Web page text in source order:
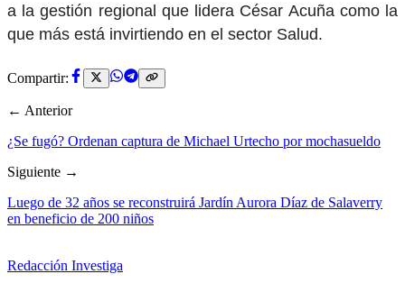
a la gestión regional que lidera César Acuña como la
que más está invirtiendo en el sector Salud.
Compartir:
← Anterior
¿Se fugó? Ordenan captura de Michael Urtecho por mochasueldo
Siguiente →
Luego de 32 años se reconstruirá Jardín Aurora Díaz de Salaverry
en beneficio de 200 niños
Redacción Investiga